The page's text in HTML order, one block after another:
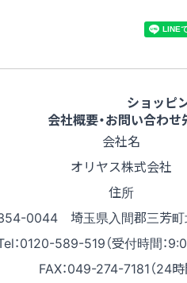
ショッピ
会社概要・お問い合わせ
会社名
オリヤス株式会社
住所
0044 埼玉県入間郡三芳町
：0120-589-519（受付時間：
FAX：049-274-7181（24時